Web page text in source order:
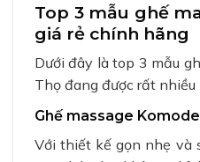
Top 3 mẫu ghế
giá rẻ chính hãng
Dưới đây là top 3 mẫu
Thọ đang được rất nhiều
Ghế massage
Với thiết kế gọn nhẹ và